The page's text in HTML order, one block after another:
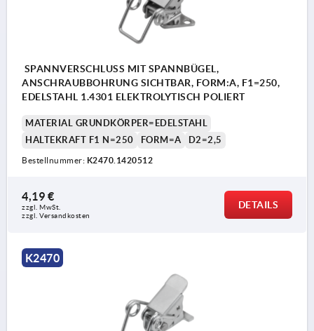
SPANNVERSCHLUSS MIT SPANNBÜGEL,
ANSCHRAUBBOHRUNG SICHTBAR, FORM:A, F1=250,
EDELSTAHL 1.4301 ELEKTROLYTISCH POLIERT
MATERIAL GRUNDKÖRPER=EDELSTAHL
HALTEKRAFT F1 N=250
FORM=A D2=2,5
Bestellnummer: K2470.1420512
4,19 €
zzgl. MwSt.
zzgl. Versandkosten
DETAILS
K2470